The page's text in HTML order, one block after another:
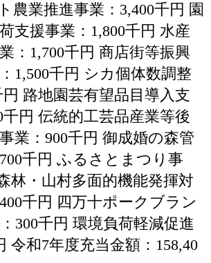
農業推進事業：3,400千円 園
支援事業：1,800千円 水産
：1,700千円 商店街等振興
1,500千円 シカ個体数調整
円 路地園芸有望品目導入支
千円 伝統的工芸品産業等後
業：900千円 御成婚の森管
千円 ふるさとまつり事
林・山村多面的機能発揮対
千円 四万十ポークブラン
300千円 環境負荷軽減促進
令和7年度充当金額：158,40